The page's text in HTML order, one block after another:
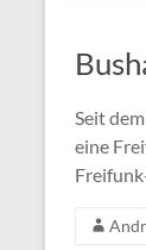
Seit
eine